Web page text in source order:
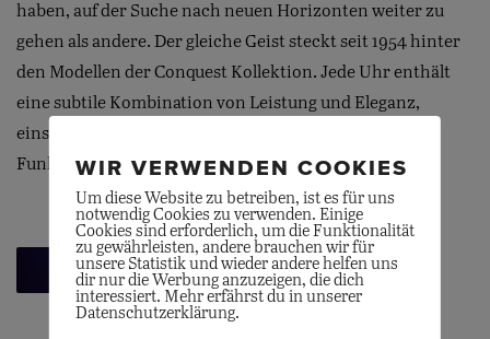
haben, auf der Suche nach neuen Horizonten weiter zu
gehen als andere. Der gleiche Geist steckt seit 1954 hinter
den Modellen der Conquest Kollektion. Jede Uhr enthält
eine subtile Kombination von Leistung und Eleganz,
einschließlich der anspruchsvollsten technischen
Funktionen.
Zurück zur Übersicht
WIR VERWENDEN COOKIES
Um diese Website zu betreiben, ist es für uns
notwendig Cookies zu verwenden. Einige
Cookies sind erforderlich, um die Funktionalität
zu gewährleisten, andere brauchen wir für
unsere Statistik und wieder andere helfen uns
dir nur die Werbung anzuzeigen, die dich
interessiert. Mehr erfährst du in unserer
Datenschutzerklärung.